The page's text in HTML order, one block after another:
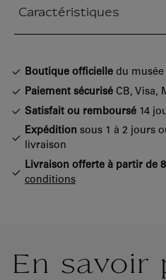
Caractéristiques
Boutique officielle du
Paiement sécurisé CB, Visa,
Satisfait ou remboursé 14
Expédition sous 1 à 2 jours
livraison
Livraison offerte à partir de
conditions
En savoir